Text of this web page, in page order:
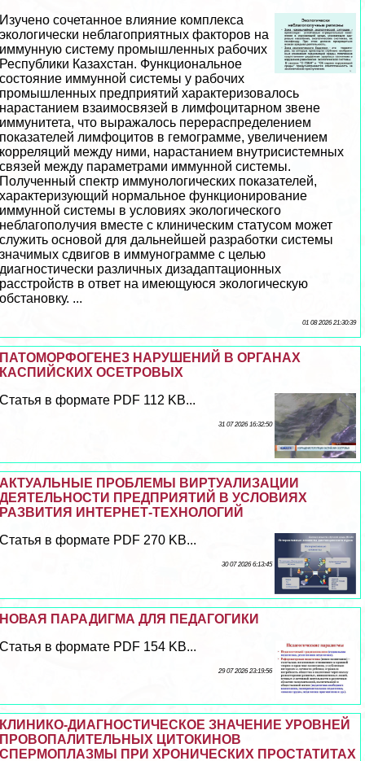
Изучено сочетанное влияние комплекса
экологически нeблагоприятных факторов на
иммунную систему промышленных рабочих
Республики Казахстан. Функциональное
состояние иммунной системы у рабочих
промышленных предприятий хаpaктеризовалось
нарастанием взаимосвязей в лимфоцитарном звене
иммунитета, что выражалось перераспределением
показателей лимфоцитов в гемограмме, увеличением
корреляций между ними, нарастанием внутрисистемных
связей между параметрами иммунной системы.
Полученный спектр иммунологических показателей,
хаpaктеризующий нормальное функционирование
иммунной системы в условиях экологического
нeблагополучия вместе с клиническим статусом может
служить основой для дальнейшей разработки системы
значимых сдвигов в иммунограмме с целью
диагностически различных дизадаптационных
расстройств в ответ на имеющуюся экологическую
обстановку. ...
01 08 2026 21:30:39
ПАТОМОРФОГЕНЕЗ НАРУШЕНИЙ В ОРГАНАХ
КАСПИЙСКИХ ОСЕТРОВЫХ
Статья в формате PDF 112 KB...
31 07 2026 16:32:50
АКТУАЛЬНЫЕ ПРОБЛЕМЫ ВИРТУАЛИЗАЦИИ
ДЕЯТЕЛЬНОСТИ ПРЕДПРИЯТИЙ В УСЛОВИЯХ
РАЗВИТИЯ ИНТЕРНЕТ-ТЕХНОЛОГИЙ
Статья в формате PDF 270 KB...
30 07 2026 6:13:45
НОВАЯ ПАРАДИГМА ДЛЯ ПЕДАГОГИКИ
Статья в формате PDF 154 KB...
29 07 2026 23:19:56
КЛИНИКО-ДИАГНОСТИЧЕСКОЕ ЗНАЧЕНИЕ УРОВНЕЙ
ПРОВОПАЛИТЕЛЬНЫХ ЦИТОКИНОВ
СПЕРМОПЛАЗМЫ ПРИ ХРОНИЧЕСКИХ ПРОСТАТИТАХ